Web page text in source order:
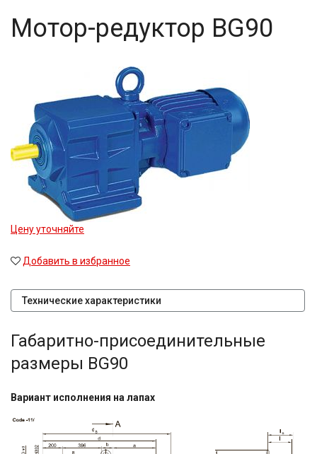
Мотор-редуктор BG90
Цену уточняйте
Добавить в избранное
Технические характеристики
Габаритно-присоединительные
размеры BG90
Вариант исполнения на лапах